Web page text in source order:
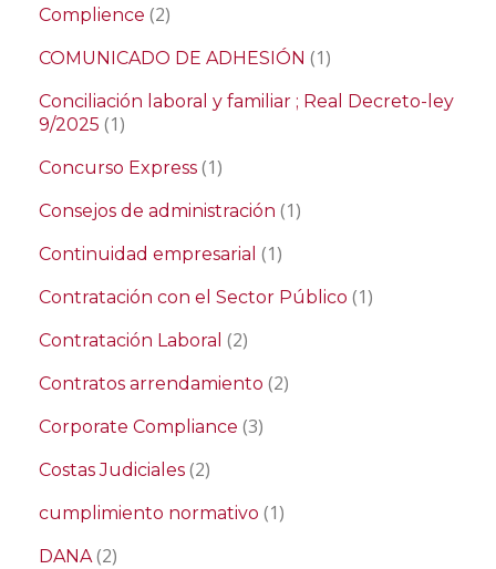
Complience (2)
COMUNICADO DE ADHESIÓN (1)
Conciliación laboral y familiar ; Real Decreto-ley
9/2025 (1)
Concurso Express (1)
Consejos de administración (1)
Continuidad empresarial (1)
Contratación con el Sector Público (1)
Contratación Laboral (2)
Contratos arrendamiento (2)
Corporate Compliance (3)
Costas Judiciales (2)
cumplimiento normativo (1)
DANA(2)